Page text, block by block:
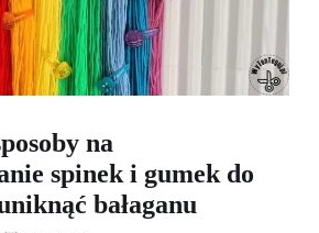
na
spinek i gumek do
bałaganu